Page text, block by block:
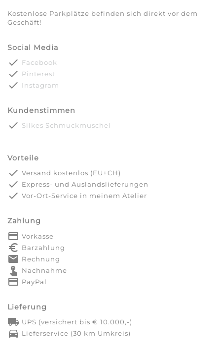
Kostenlose Parkplätze befinden sich direkt vor dem
Geschäft!
Social Media
done Facebook
done Pinterest
done Instagram
Kundenstimmen
done Silkes Schmuckmuschel
Vorteile
done Versand kostenlos (EU+CH)
done Express- und Auslandslieferungen
done Vor-Ort-Service in meinem Atelier
Zahlung
payment Vorkasse
euro_symbol Barzahlung
markunread Rechnung
touch_app Nachnahme
credit_card PayPal
Lieferung
local_shipping UPS (versichert bis € 10.000,-)
directions_car Lieferservice (30 km Umkreis)